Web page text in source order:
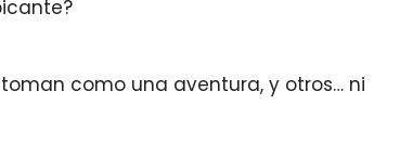
como una aventura, y otros… ni
¡TRANQUILIDAD!